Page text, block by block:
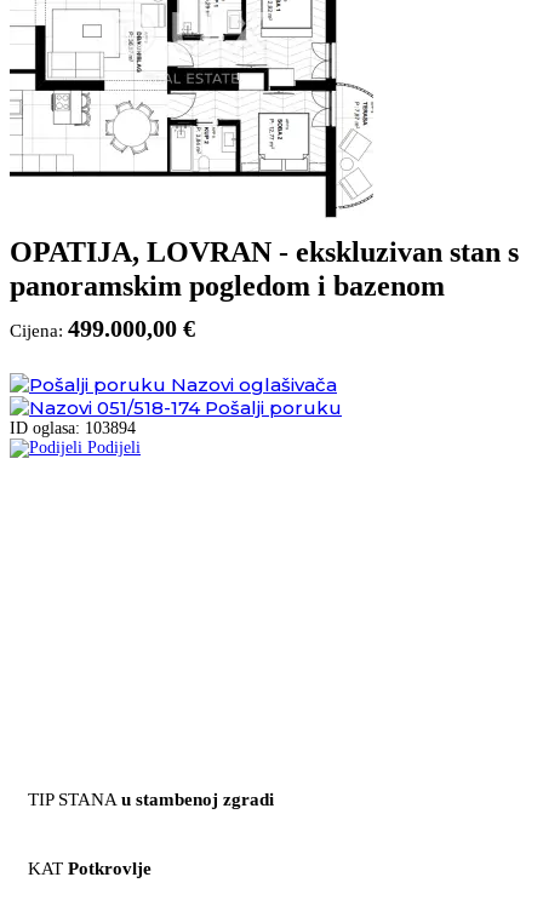
OPATIJA, LOVRAN - ekskluzivan stan s
panoramskim pogledom i bazenom
Cijena: 499.000,00 €
Nazovi oglašivača
051/518-174 Pošalji poruku
ID oglasa: 103894
Podijeli
TIP STANA u stambenoj zgradi
KAT Potkrovlje